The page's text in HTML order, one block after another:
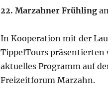
22. Marzahner Frühling
In Kooperation mit der
TippelTours
aktuelles Programm auf
Freizeitforum Marzahn.